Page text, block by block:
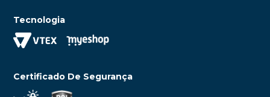
Tecnologia
Certificado De Segurança